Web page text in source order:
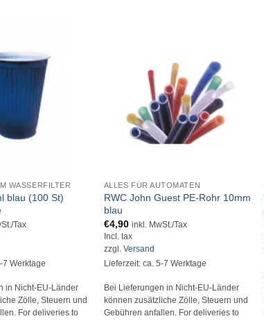
WASSERFILTER
blau (100 St)
Tax
7 Werktage
in Nicht-EU-Länder
Zölle, Steuern und
For deliveries to
ALLES FÜR AUTOMATEN
RWC John Guest PE-Rohr 10mm
blau
€4,90 inkl. MwSt./Tax
Incl. tax
zzgl. Versand
Lieferzeit: ca. 5-7 Werktage
Bei Lieferungen in Nicht-EU-Länder
können zusätzliche Zölle, Steuern und
Gebühren anfallen. For deliveries to